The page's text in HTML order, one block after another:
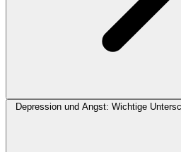
Depression und Angst: Wichtige